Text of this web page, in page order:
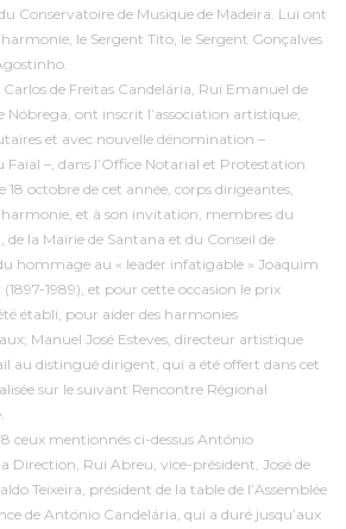
Conservatoire de Musique de Madeira. Lui ont
le Sergent Tito, le Sergent Gonçalves
de Freitas Candelária, Rui Emanuel de
Nóbrega, ont inscrit l’association artistique,
et avec nouvelle dénomination –
Faial –, dans l’Office Notarial et Protestation
18 octobre de cet année, corps dirigeantes,
et à son invitation, membres du
la Mairie de Santana et du Conseil de
hommage au « leader infatigable » Joaquim
1989), et pour cette occasion le prix
établi, pour aider des harmonies
Manuel José Esteves, directeur artistique
au distingué dirigent, qui a été offert dans cet
sur le suivant Rencontre Régional
ceux mentionnés ci-dessus António
Direction, Rui Abreu, vice-président, José de
Teixeira, président de la table de l’Assemblée
de António Candelária, qui a duré jusqu’aux